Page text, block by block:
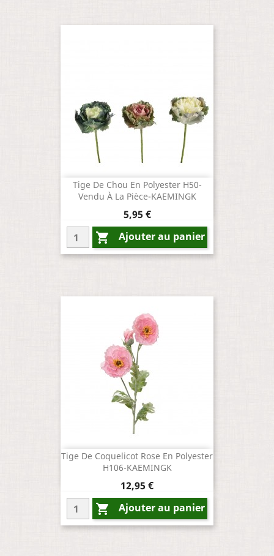
Tige De Chou En Polyester H50-
Vendu À La Pièce-KAEMINGK
Prix
5,95 €
 Ajouter au panier
Tige De Coquelicot Rose En Polyester
H106-KAEMINGK
Prix
12,95 €
 Ajouter au panier